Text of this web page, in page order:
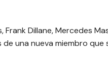
Dillane, Mercedes
una nueva miembro que